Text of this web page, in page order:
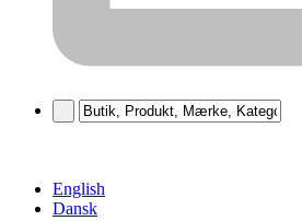
English
Dansk